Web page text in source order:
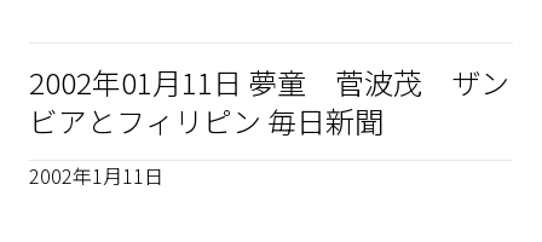
2002年01月11日 夢童 菅波茂 ザン
ビアとフィリピン 毎日新聞
2002年1月11日